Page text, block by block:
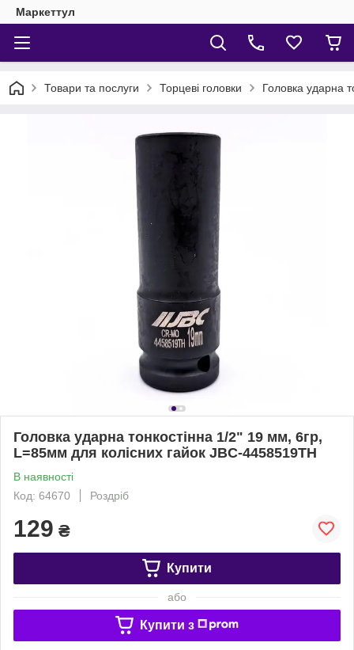
Маркеттул
Товари та послуги Торцеві головки Головка ударна
Головка ударна тонкостінна 1/2" 19 мм, 6гр,
L=85мм для колісних гайок JBC-4458519TH
В наявності
Код: 64670
Роздріб
129 ₴
Купити
або
Купити з